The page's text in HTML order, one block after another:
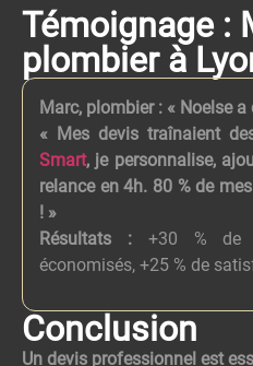
Témoignage :
plombier à
Marc, plombier : « Noelse
« Mes devis traînaient
Smart, je personnalise,
relance en 4h. 80 % de
! »
Résultats :+30 % de
économisés, +25 % de
Conclusion
Un devis professionnel est